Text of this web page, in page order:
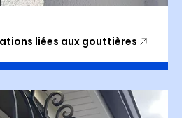
liées aux gouttières